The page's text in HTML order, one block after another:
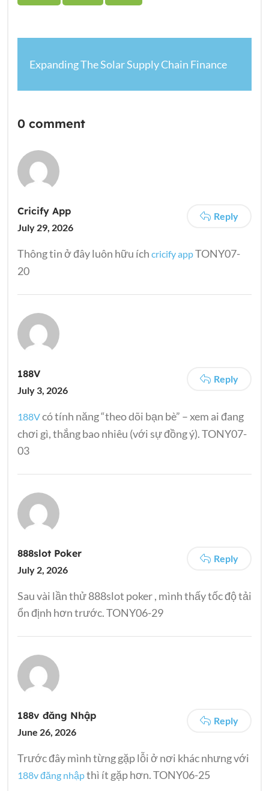
Expanding The Solar Supply Chain Finance
0 comment
Cricify App
July 29, 2026
Reply
Thông tin ở đây luôn hữu ích cricify appTONY07-
20
188V
July 3, 2026
Reply
188Vcó tính năng “theo dõi bạn bè” – xem ai đang
chơi gì, thắng bao nhiêu (với sự đồng ý). TONY07-
03
888slot Poker
July 2, 2026
Reply
Sau vài lần thử 888slot poker , mình thấy tốc độ tải
ổn định hơn trước. TONY06-29
188v đăng Nhập
June 26, 2026
Reply
Trước đây mình từng gặp lỗi ở nơi khác nhưng với
188v đăng nhậpthì ít gặp hơn. TONY06-25